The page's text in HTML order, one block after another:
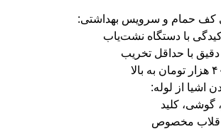
کف حمام و سرویس بهداشتی:
با دستگاه نشت‌یاب
با حداقل تخریب
اشیا از لوله:
گوشی، کلید
و قلاب مخصوص